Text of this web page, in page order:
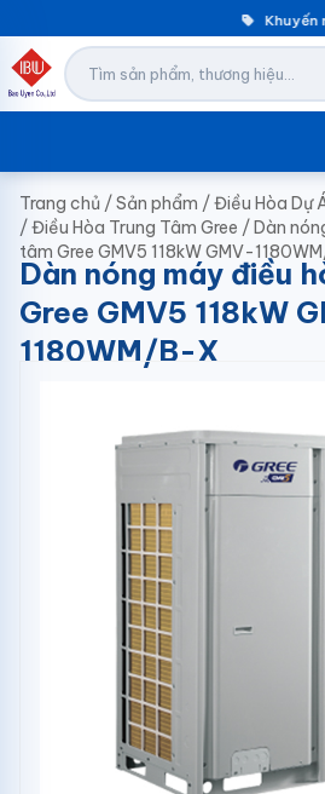
Khuyến
Trang chủ /Sản phẩm /Điều Hòa Dự
/Điều Hòa Trung Tâm Gree /Dàn
tâm Gree GMV5 118kW GMV-
Dàn nóng máy điều
Gree GMV5 118kW
1180WM/B-X